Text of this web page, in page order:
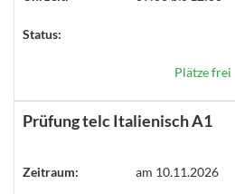
Status:
Plätze frei
Prüfung telc Italienisch A1
Zeitraum: am 10.11.2026